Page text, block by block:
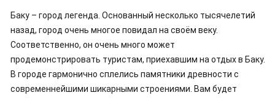
Баку – город легенда. Основанный несколько тысячелетий
назад, город очень многое повидал на своём веку.
Соответственно, он очень много может
продемонстрировать туристам, приехавшим на отдых в Баку.
В городе гармонично сплелись памятники древности с
современнейшими шикарными строениями. Вам будет